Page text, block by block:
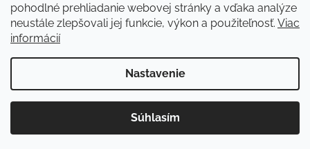
pohodlné prehliadanie webovej stránky a vďaka analýze
neustále zlepšovali jej funkcie, výkon a použiteľnosť. Viac
informácií
Nastavenie
Súhlasím
vyhradené.